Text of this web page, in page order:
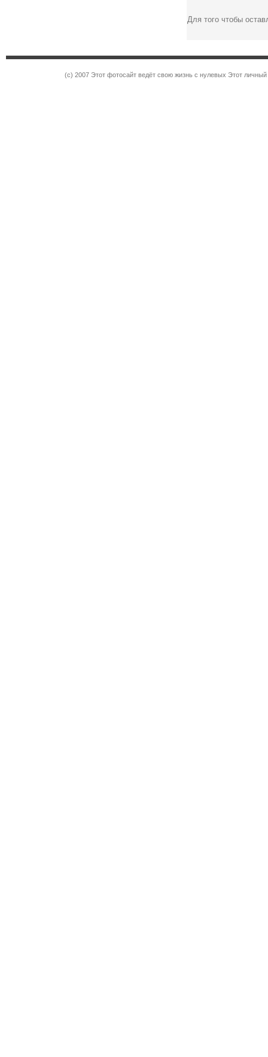
Для того чтобы
(c) 2007 Этот фотосайт ведёт свою жизнь с нулевых Этот